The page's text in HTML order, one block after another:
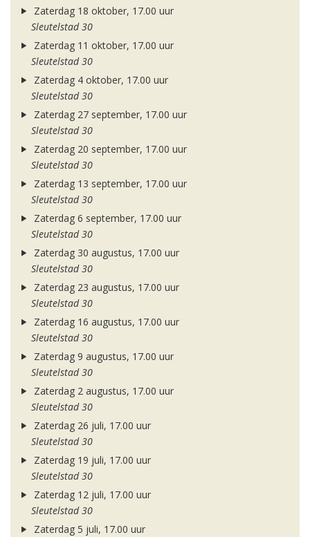
Zaterdag 18 oktober, 17.00 uur
Sleutelstad 30
Zaterdag 11 oktober, 17.00 uur
Sleutelstad 30
Zaterdag 4 oktober, 17.00 uur
Sleutelstad 30
Zaterdag 27 september, 17.00 uur
Sleutelstad 30
Zaterdag 20 september, 17.00 uur
Sleutelstad 30
Zaterdag 13 september, 17.00 uur
Sleutelstad 30
Zaterdag 6 september, 17.00 uur
Sleutelstad 30
Zaterdag 30 augustus, 17.00 uur
Sleutelstad 30
Zaterdag 23 augustus, 17.00 uur
Sleutelstad 30
Zaterdag 16 augustus, 17.00 uur
Sleutelstad 30
Zaterdag 9 augustus, 17.00 uur
Sleutelstad 30
Zaterdag 2 augustus, 17.00 uur
Sleutelstad 30
Zaterdag 26 juli, 17.00 uur
Sleutelstad 30
Zaterdag 19 juli, 17.00 uur
Sleutelstad 30
Zaterdag 12 juli, 17.00 uur
Sleutelstad 30
Zaterdag 5 juli, 17.00 uur